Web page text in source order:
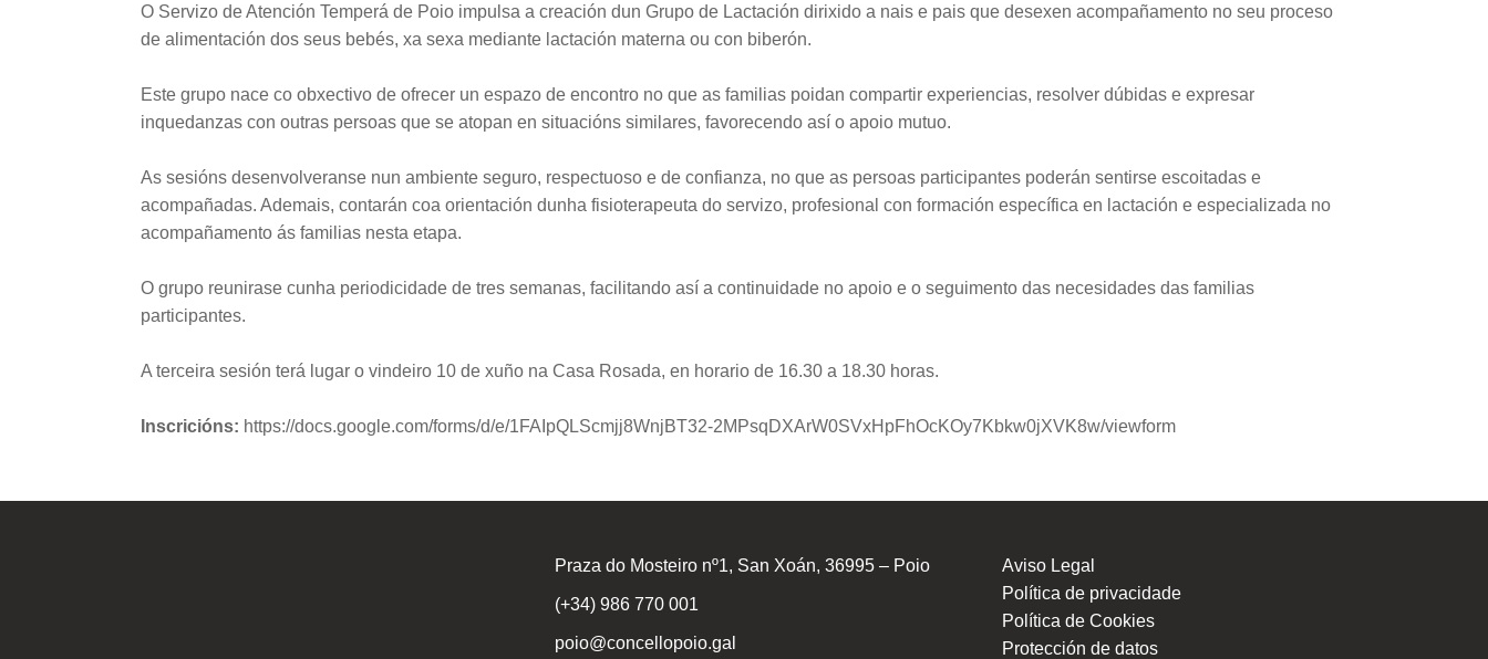
O Servizo de Atención Temperá de Poio impulsa a creación dun Grupo de Lactación dirixido a nais e pais que desexen acompañamento no seu proceso
de alimentación dos seus bebés, xa sexa mediante lactación materna ou con biberón.
Este grupo nace co obxectivo de ofrecer un espazo de encontro no que as familias poidan compartir experiencias, resolver dúbidas e expresar
inquedanzas con outras persoas que se atopan en situacións similares, favorecendo así o apoio mutuo.
As sesións desenvolveranse nun ambiente seguro, respectuoso e de confianza, no que as persoas participantes poderán sentirse escoitadas e
acompañadas. Ademais, contarán coa orientación dunha fisioterapeuta do servizo, profesional con formación específica en lactación e especializada no
acompañamento ás familias nesta etapa.
O grupo reunirase cunha periodicidade de tres semanas, facilitando así a continuidade no apoio e o seguimento das necesidades das familias
participantes.
A terceira sesión terá lugar o vindeiro 10 de xuño na Casa Rosada, en horario de 16.30 a 18.30 horas.
Inscricións: https://docs.google.com/forms/d/e/1FAIpQLScmjj8WnjBT32-2MPsqDXArW0SVxHpFhOcKOy7Kbkw0jXVK8w/viewform
Praza do Mosteiro nº1, San Xoán, 36995 – Poio
(+34) 986 770 001
poio@concellopoio.gal
Aviso Legal
Política de privacidade
Política de Cookies
Protección de datos